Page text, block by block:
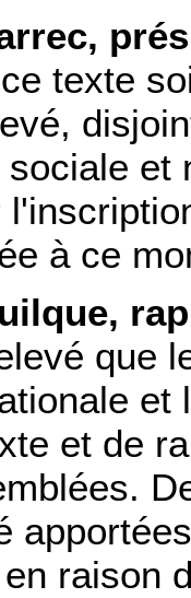
texte
et
à ce
que
et
et de
raison